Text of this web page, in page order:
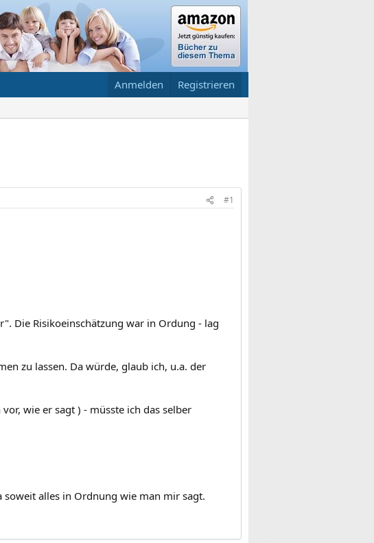
Anmelden Registrieren
#1
Die Risikoeinschätzung war in Ordung - lag
zu lassen. Da würde, glaub ich, u.a. der
wie er sagt ) - müsste ich das selber
soweit alles in Ordnung wie man mir sagt.